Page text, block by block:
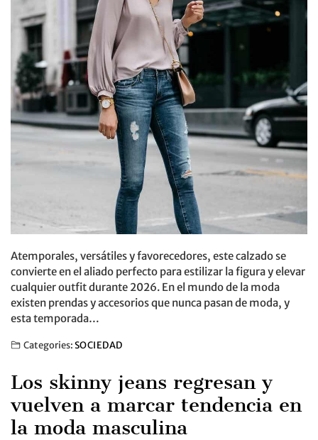
Atemporales, versátiles y favorecedores, este calzado se
convierte en el aliado perfecto para estilizar la figura y elevar
cualquier outfit durante 2026. En el mundo de la moda
existen prendas y accesorios que nunca pasan de moda, y
esta temporada…
Categories:SOCIEDAD
Los skinny jeans regresan y
vuelven a marcar tendencia en
la moda masculina